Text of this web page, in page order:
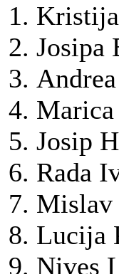
Josipa
Josip
Rada
Mislav
Lucija
Nives